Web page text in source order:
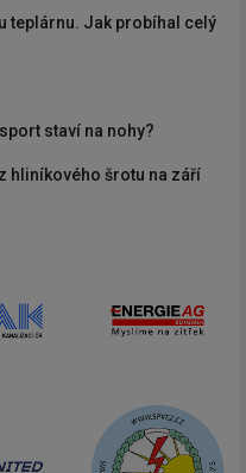
teplárnu. Jak probíhal celý
staví na nohy?
hliníkového šrotu na září